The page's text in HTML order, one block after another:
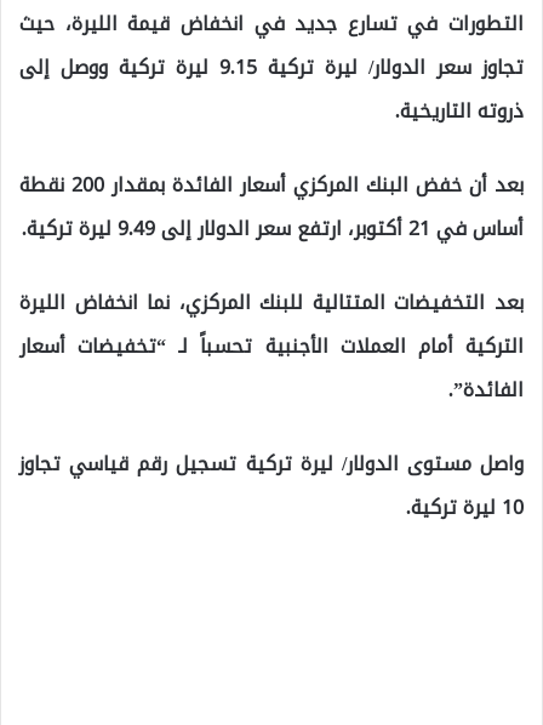
التطورات في تسارع جديد في انخفاض قيمة الليرة، حيث
تجاوز سعر الدولار/ ليرة تركية 9.15 ليرة تركية ووصل إلى
ذروته التاريخية.
بعد أن خفض البنك المركزي أسعار الفائدة بمقدار 200 نقطة
أساس في 21 أكتوبر، ارتفع سعر الدولار إلى 9.49 ليرة تركية.
بعد التخفيضات المتتالية للبنك المركزي، نما انخفاض الليرة
التركية أمام العملات الأجنبية تحسباً لـ “تخفيضات أسعار
الفائدة”.
واصل مستوى الدولار/ ليرة تركية تسجيل رقم قياسي تجاوز
10 ليرة تركية.